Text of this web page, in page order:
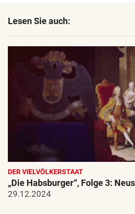
Lesen Sie auch:
DER VIELVÖLKERSTAAT
„Die Habsburger“, Folge 3:
29.12.2024